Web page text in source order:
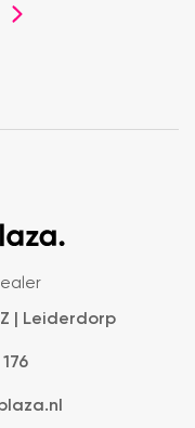
| Leiderdorp